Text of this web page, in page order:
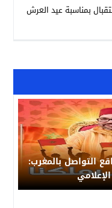
التواصل بالمغرب:
بمناسبة عيد العرش